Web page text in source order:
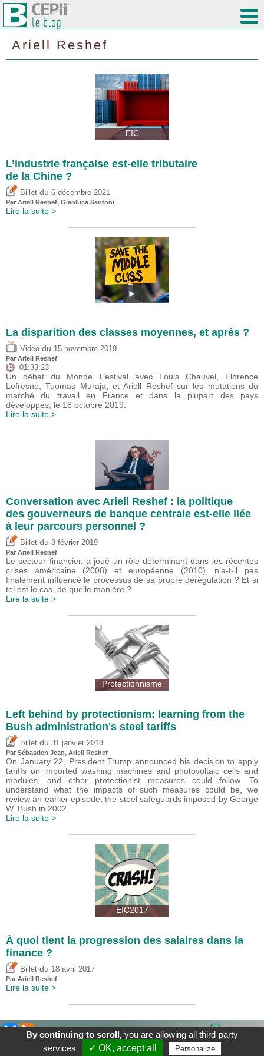
Ariell Reshef
EIC
L’industrie française est-elle tributaire
de la Chine ?
Billet du 6 décembre 2021
Par Ariell Reshef, Gianluca Santoni
Lire la suite >
La disparition des classes moyennes, et après ?
Vidéo du 15 novembre 2019
Par Ariell Reshef
01:33:23
Un débat du Monde Festival avec Louis Chauvel, Florence
Lefresne, Tuomas Muraja, et Ariell Reshef sur les mutations du
marché du travail en France et dans la plupart des pays
développés, le 18 octobre 2019.
Lire la suite >
Conversation avec Ariell Reshef : la politique
des gouverneurs de banque centrale est-elle liée
à leur parcours personnel ?
Billet du 8 février 2019
Par Ariell Reshef
Le secteur financier, a joué un rôle déterminant dans les récentes
crises américaine (2008) et européenne (2010), n’a-t-il pas
finalement influencé le processus de sa propre dérégulation ? Et si
tel est le cas, de quelle manière ?
Lire la suite >
Protectionnisme
Left behind by protectionism: learning from the
Bush administration's steel tariffs
Billet du 31 janvier 2018
Par Sébastien Jean, Ariell Reshef
On January 22, President Trump announced his decision to apply
tariffs on imported washing machines and photovoltaic cells and
modules, and other protectionist measures could follow. To
understand what the impacts of such measures could be, we
review an earlier episode, the steel safeguards imposed by George
W. Bush in 2002.
Lire la suite >
EIC2017
À quoi tient la progression des salaires dans la
finance ?
Billet du 18 avril 2017
Par Ariell Reshef
Lire la suite >
|Contact Mentions légales| Le blog du CEPII, ISSN: 2270-
By continuing to scroll,you are allowing all third-party
services
✓ OK, accept all Personalize